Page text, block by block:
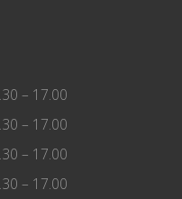
– 17.00
– 17.00
– 17.00
– 17.00